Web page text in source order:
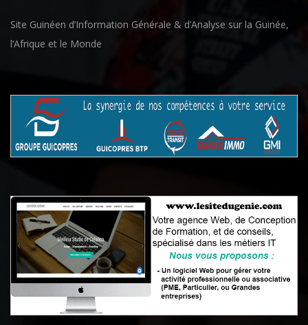
Site Guinéen d’Information Générale & d’Analyse sur la Guinée,
l’Afrique et le Monde